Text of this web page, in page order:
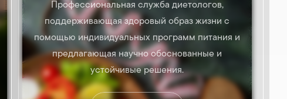
Профессиональная служба диетологов,
поддерживающая здоровый образ жизни с
помощью индивидуальных программ питания и
предлагающая научно обоснованные и
устойчивые решения.